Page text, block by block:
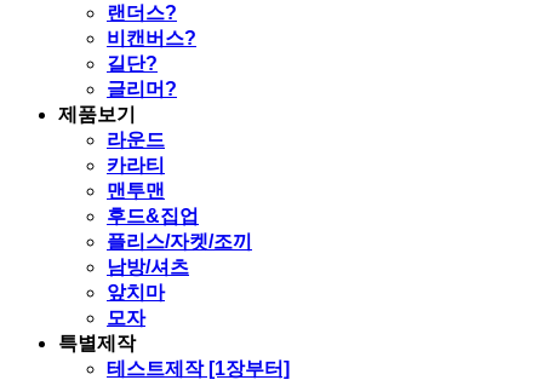
랜더스?
비캔버스?
길단?
글리머?
제품보기
라운드
카라티
맨투맨
후드&집업
플리스/자켓/조끼
남방/셔츠
앞치마
모자
특별제작
테스트제작 [1장부터]